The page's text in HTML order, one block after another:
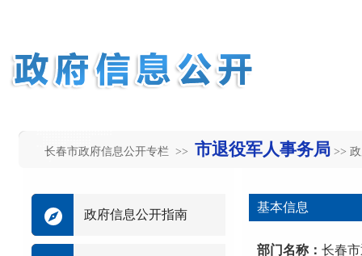
长春市政府信息公开专栏 >> 市退役军人事务局 >>
基本信息
部门名称： 长春
政府信息公开指南